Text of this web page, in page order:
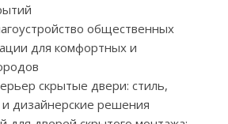
общественных
для комфортных и
скрытые двери: стиль,
дизайнерские решения